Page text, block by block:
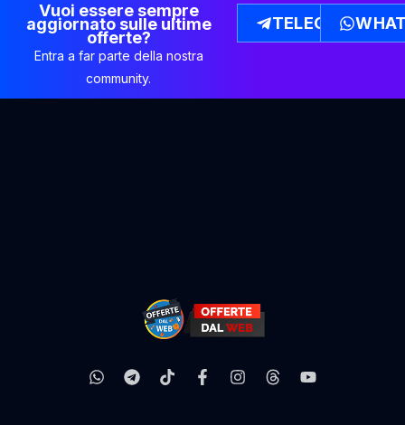
Vuoi essere sempre
aggiornato sulle ultime
offerte?
Entra a far parte della nostra
community.
TELEGRAM